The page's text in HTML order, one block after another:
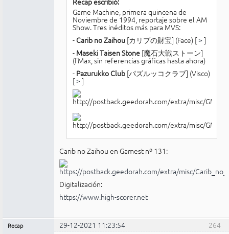
Game Machine, primera quincena de
Noviembre de 1994, reportaje sobre el AM
Show. Tres inéditos más para MVS:
- Carib no Zaihou[カリブの財宝] (Face) [> ]
- Maseki Taisen Stone[魔石大戦ストーン]
(I'Max, sin referencias gráficas hasta ahora)
- Pazurukko Club[パズルッコクラブ] (Visco)
[> ]
Carib no Zaihou en Gamest nº 131:
Digitalización:
https://www.high-scorer.net
264
Recap 29-12-2021 11:23:54